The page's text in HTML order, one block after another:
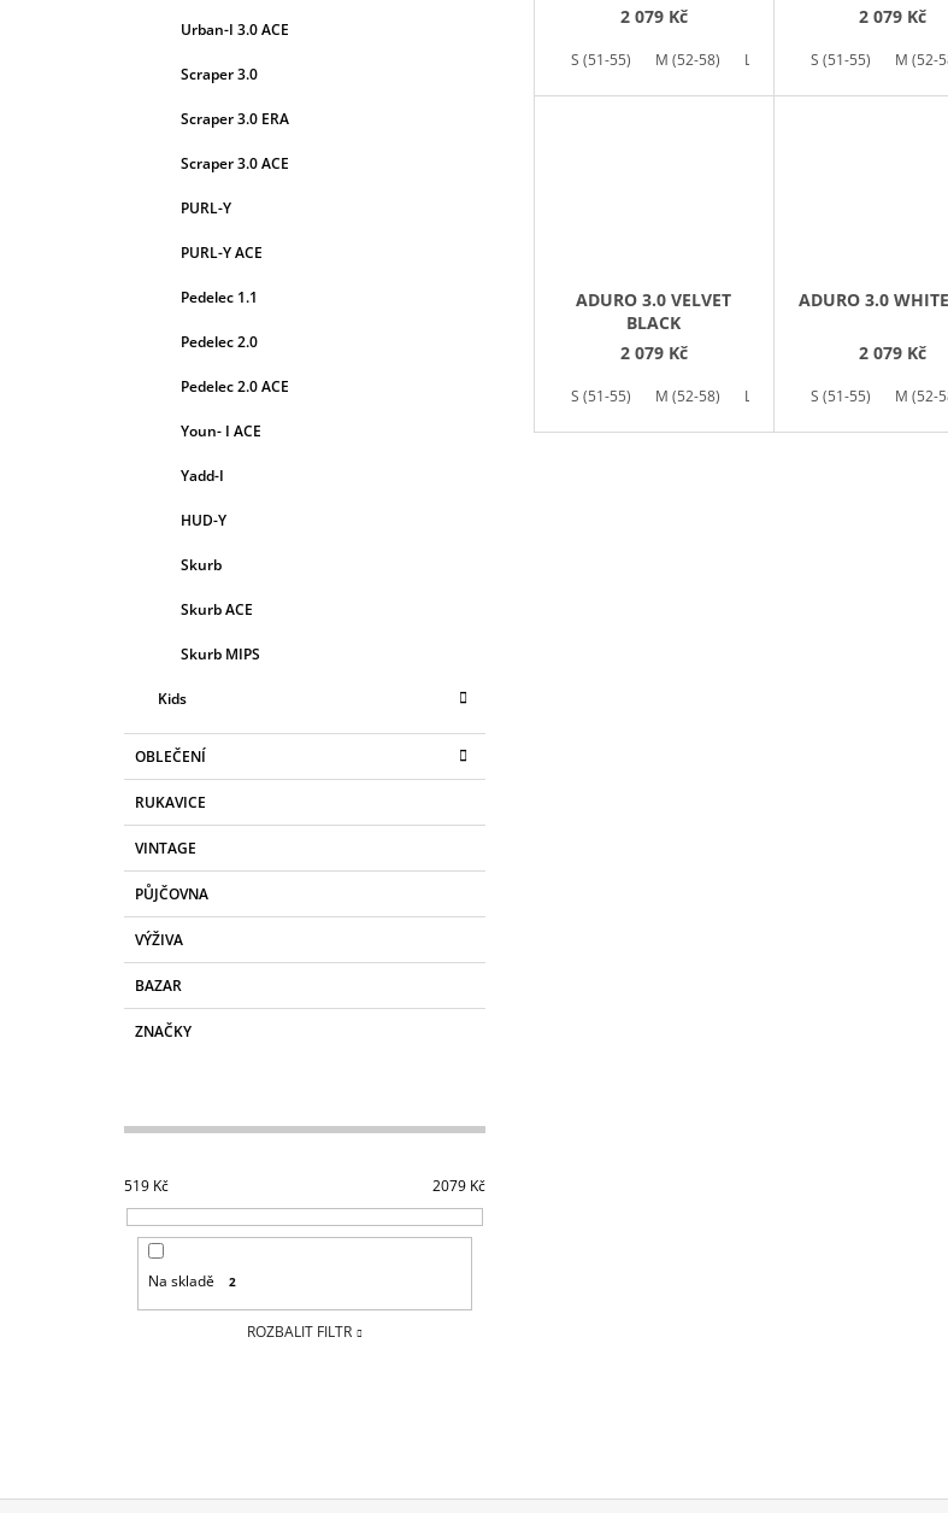
Urban-I 3.0 ACE
Scraper 3.0
Scraper 3.0 ERA
Scraper 3.0 ACE
PURL-Y
PURL-Y ACE
Pedelec 1.1
Pedelec 2.0
Pedelec 2.0 ACE
Youn- I ACE
Yadd-I
HUD-Y
Skurb
Skurb ACE
Skurb MIPS
Kids
OBLEČENÍ
RUKAVICE
VINTAGE
PŮJČOVNA
VÝŽIVA
BAZAR
ZNAČKY
519 Kč 2079 Kč
Na skladě 2
ROZBALIT FILTR
2 079 Kč
S (51-55) M (52-58) L (58-62)
2 079 Kč
S (51-55) M (52-
ADURO 3.0 VELVET
BLACK
2 079 Kč
S (51-55) M (52-58) L (58-62)
ADURO 3.0
2 079 Kč
S (51-55) M (52-